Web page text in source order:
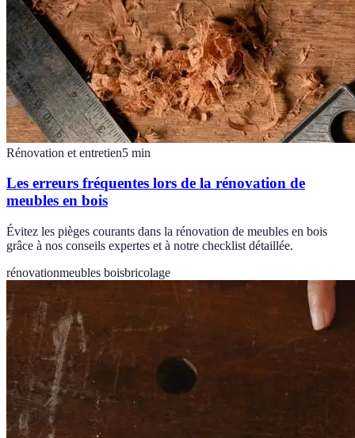
Rénovation et entretien5 min
Les erreurs fréquentes lors de la rénovation de
meubles en bois
Évitez les pièges courants dans la rénovation de meubles en bois
grâce à nos conseils expertes et à notre checklist détaillée.
rénovationmeubles boisbricolage